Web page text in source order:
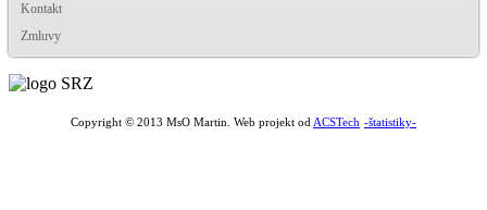
Kontakt
Zmluvy
Copyright © 2013 MsO Martin. Web projekt od ACSTech -štatistiky-